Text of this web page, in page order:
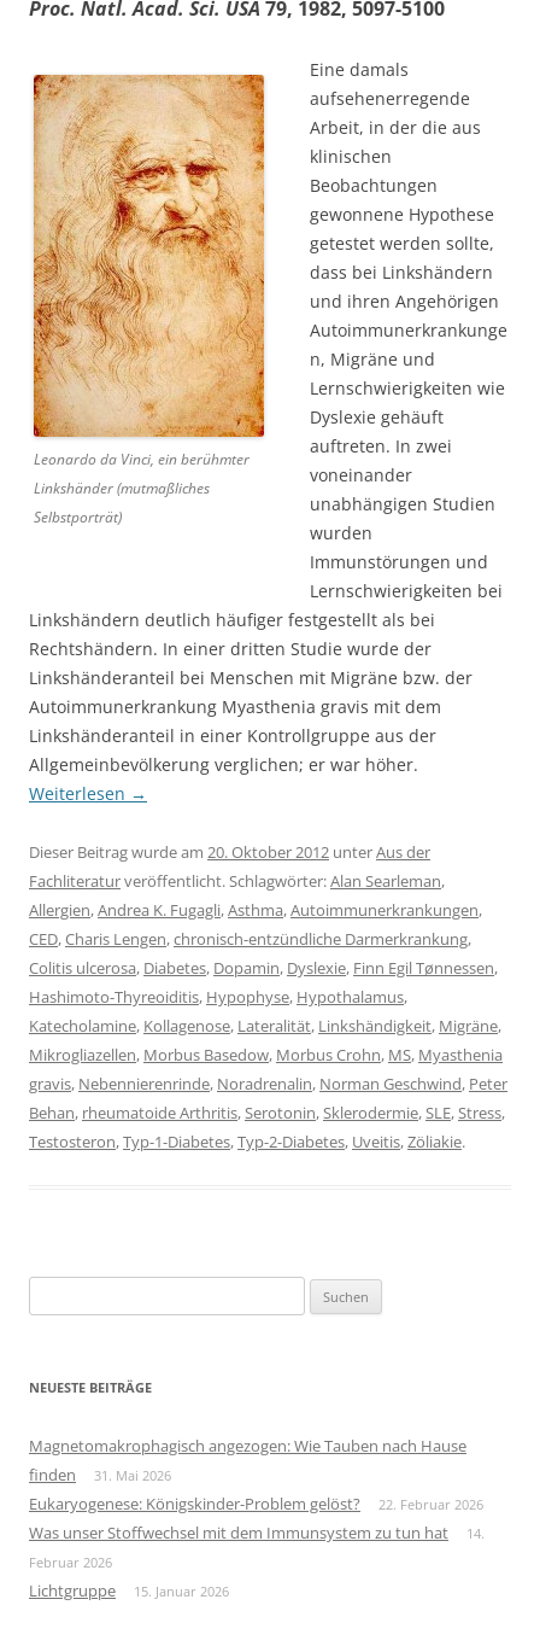
Proc. Natl. Acad. Sci. USA 79, 1982, 5097-5100
Leonardo da Vinci, ein berühmter
Linkshänder (mutmaßliches
Selbstporträt)
Eine damals
aufsehenerregende
Arbeit, in der die aus
klinischen
Beobachtungen
gewonnene Hypothese
getestet werden sollte,
dass bei Linkshändern
und ihren Angehörigen
Autoimmunerkrankunge
n, Migräne und
Lernschwierigkeiten wie
Dyslexie gehäuft
auftreten. In zwei
voneinander
unabhängigen Studien
wurden
Immunstörungen und
Lernschwierigkeiten bei
Linkshändern deutlich häufiger festgestellt als bei
Rechtshändern. In einer dritten Studie wurde der
Linkshänderanteil bei Menschen mit Migräne bzw. der
Autoimmunerkrankung Myasthenia gravis mit dem
Linkshänderanteil in einer Kontrollgruppe aus der
Allgemeinbevölkerung verglichen; er war höher.
Weiterlesen →
Dieser Beitrag wurde am 20. Oktober 2012 unterAus der
Fachliteraturveröffentlicht. Schlagwörter:Alan Searleman,
Allergien,Andrea K. Fugagli,Asthma,Autoimmunerkrankungen,
CED,Charis Lengen,chronisch-entzündliche Darmerkrankung,
Colitis ulcerosa, Diabetes, Dopamin, Dyslexie, Finn Egil Tønnessen,
Hashimoto-Thyreoiditis, Hypophyse, Hypothalamus,
Katecholamine, Kollagenose, Lateralität, Linkshändigkeit, Migräne,
Mikrogliazellen, Morbus Basedow, Morbus Crohn, MS, Myasthenia
gravis, Nebennierenrinde, Noradrenalin, Norman Geschwind, Peter
Behan, rheumatoide Arthritis,Serotonin,Sklerodermie,SLE,Stress,
Testosteron,Typ-1-Diabetes,Typ-2-Diabetes, Uveitis,Zöliakie.
nach:
NEUESTE BEITRÄGE
Magnetomakrophagisch angezogen: Wie Tauben nach Hause
finden
31. Mai 2026
Eukaryogenese: Königskinder-Problem gelöst? 22. Februar 2026
Was unser Stoffwechsel mit dem Immunsystem zu tun hat
14.
Februar 2026
Lichtgruppe 15. Januar 2026